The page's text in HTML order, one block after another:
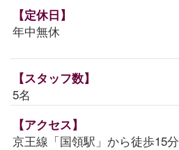
【定休日】
年中無休
【スタッフ数】
5名
【アクセス】
京王線「国領駅」から徒歩15分